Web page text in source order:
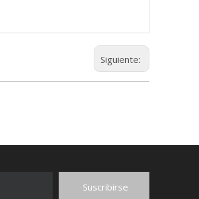
Siguiente:
Suscribirse